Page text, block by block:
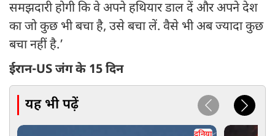
समझदारी होगी कि वे अपने हथियार डाल दें और अपने देश
का जो कुछ भी बचा है, उसे बचा लें. वैसे भी अब ज्यादा कुछ
बचा नहीं है.’
ईरान-US जंग के 15 दिन
यह भी पढ़ें